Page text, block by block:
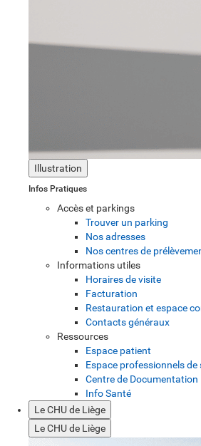
Illustration
Infos Pratiques
Accès et parkings
Trouver un parking
Nos adresses
Nos centres de
Informations utiles
Horaires de visite
Facturation
Restauration et espace
Contacts généraux
Ressources
Espace patient
Espace professionnels de
Centre de Documentation
Info Santé
Le CHU de Liège
Le CHU de Liège